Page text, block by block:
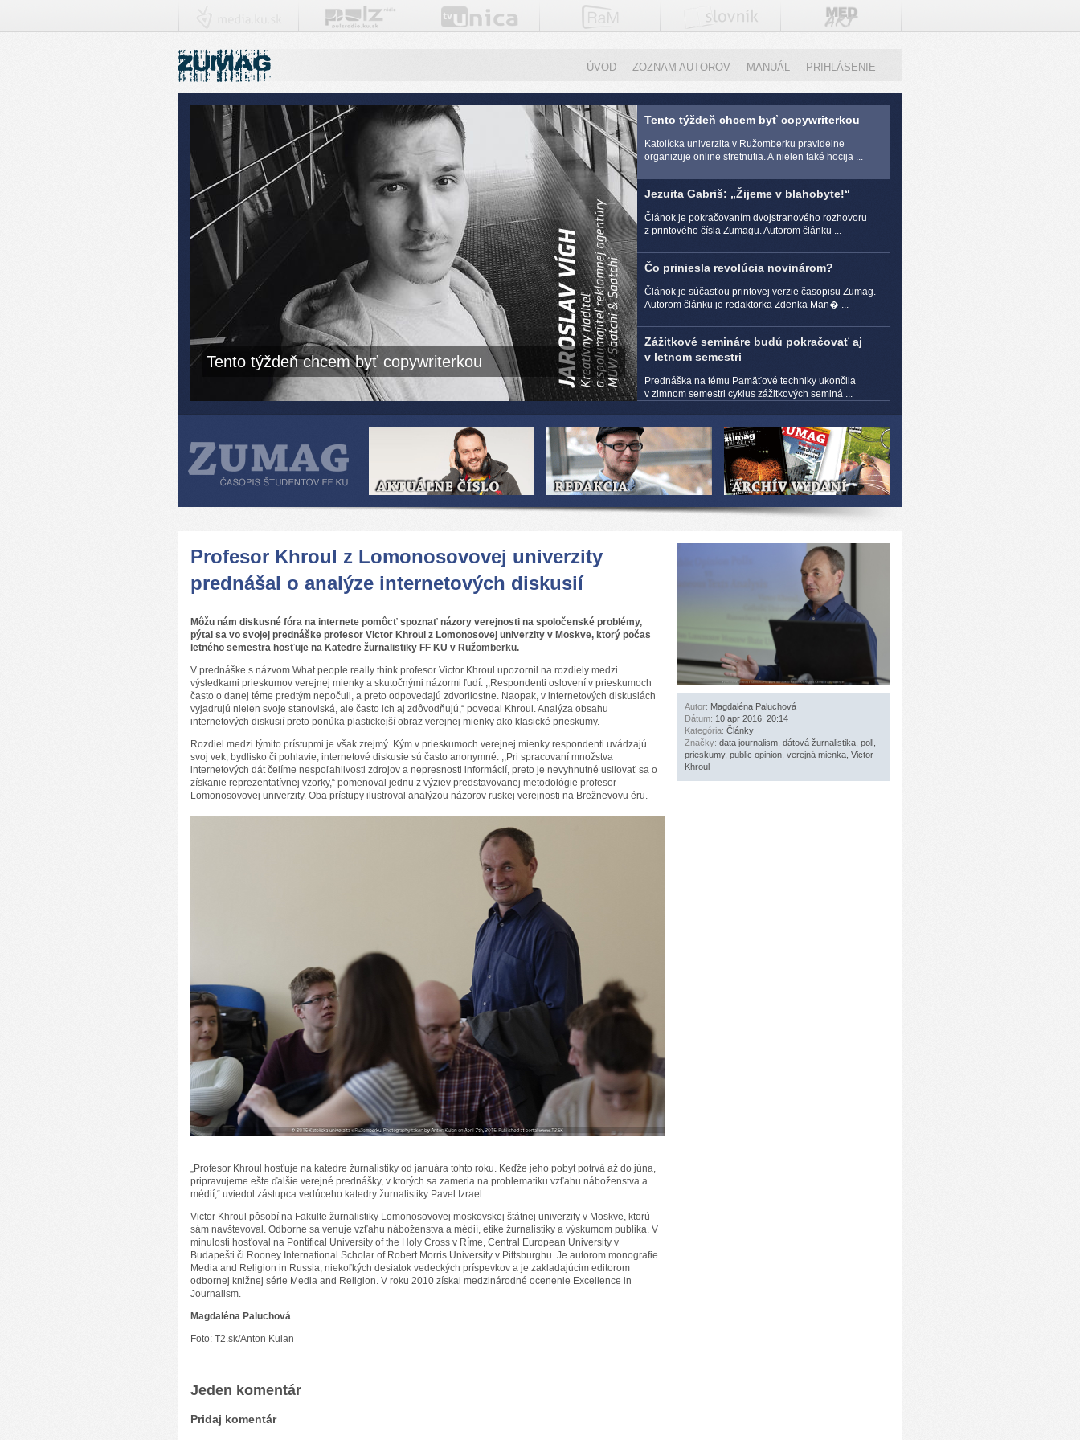
ÚVOD ZOZNAM AUTOROV MANUÁL PRIHLÁSENIE
Tento týždeň chcem byť copywriterkou
Tento týždeň chcem byť copywriterkou
Katolícka univerzita v Ružomberku pravidelne
organizuje online stretnutia. A nielen také hocija ...
Jezuita Gabriš: „Žijeme v blahobyte!“
Článok je pokračovaním dvojstranového rozhovoru
z printového čísla Zumagu. Autorom článku ...
Čo priniesla revolúcia novinárom?
Článok je súčasťou printovej verzie časopisu Zumag.
Autorom článku je redaktorka Zdenka Man� ...
Zážitkové semináre budú pokračovať aj
v letnom semestri
Prednáška na tému Pamäťové techniky ukončila
v zimnom semestri cyklus zážitkových seminá ...
Profesor Khroul z Lomonosovovej univerzity
prednášal o analýze internetových diskusií
Môžu nám diskusné fóra na internete pomôcť spoznať názory verejnosti na spoločenské problémy,
pýtal sa vo svojej prednáške profesor Victor Khroul z Lomonosovej univerzity v Moskve, ktorý počas
letného semestra hosťuje na Katedre žurnalistiky FF KU v Ružomberku.
V prednáške s názvom What people really think profesor Victor Khroul upozornil na rozdiely medzi
výsledkami prieskumov verejnej mienky a skutočnými názormi ľudí. ,,Respondenti oslovení v prieskumoch
často o danej téme predtým nepočuli, a preto odpovedajú zdvorilostne. Naopak, v internetových diskusiách
vyjadrujú nielen svoje stanoviská, ale často ich aj zdôvodňujú,“ povedal Khroul. Analýza obsahu
internetových diskusií preto ponúka plastickejší obraz verejnej mienky ako klasické prieskumy.
Rozdiel medzi týmito prístupmi je však zrejmý. Kým v prieskumoch verejnej mienky respondenti uvádzajú
svoj vek, bydlisko či pohlavie, internetové diskusie sú často anonymné. ,,Pri spracovaní množstva
internetových dát čelíme nespoľahlivosti zdrojov a nepresnosti informácií, preto je nevyhnutné usilovať sa o
získanie reprezentatívnej vzorky,“ pomenoval jednu z výziev predstavovanej metodológie profesor
Lomonosovovej univerzity. Oba prístupy ilustroval analýzou názorov ruskej verejnosti na Brežnevovu éru.
„Profesor Khroul hosťuje na katedre žurnalistiky od januára tohto roku. Keďže jeho pobyt potrvá až do júna,
pripravujeme ešte ďalšie verejné prednášky, v ktorých sa zameria na problematiku vzťahu náboženstva a
médií,“ uviedol zástupca vedúceho katedry žurnalistiky Pavel Izrael.
Victor Khroul pôsobí na Fakulte žurnalistiky Lomonosovovej moskovskej štátnej univerzity v Moskve, ktorú
sám navštevoval. Odborne sa venuje vzťahu náboženstva a médií, etike žurnalistiky a výskumom publika. V
minulosti hosťoval na Pontifical University of the Holy Cross v Ríme, Central European University v
Budapešti či Rooney International Scholar of Robert Morris University v Pittsburghu. Je autorom monografie
Media and Religion in Russia, niekoľkých desiatok vedeckých príspevkov a je zakladajúcim editorom
odbornej knižnej série Media and Religion. V roku 2010 získal medzinárodné ocenenie Excellence in
Journalism.
Magdaléna Paluchová
Foto: T2.sk/Anton Kulan
Jeden komentár
Pridaj komentár
Autor: Magdaléna Paluchová
Dátum: 10 apr 2016, 20:14
Kategória: Články
Značky: data journalism dátová žurnalistika poll
prieskumy, public opinion verejná mienka Victor
Khroul